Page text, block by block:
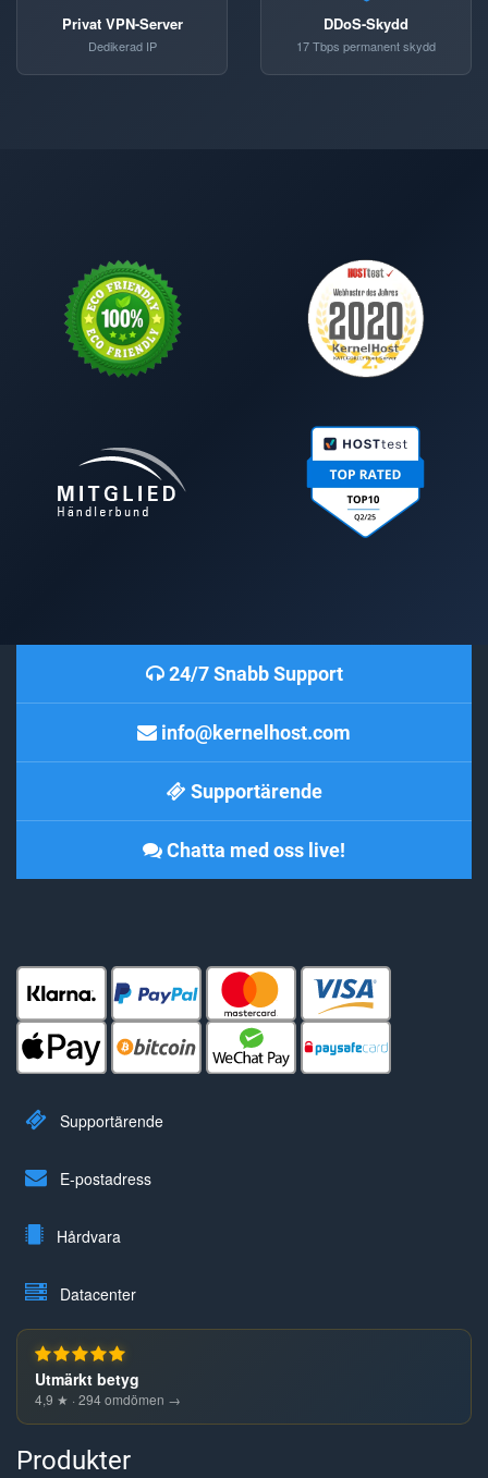
Privat VPN-Server
Dedikerad IP
DDoS-Skydd
17 Tbps permanent skydd
24/7 Snabb Support
info@kernelhost.com
Supportärende
Chatta med oss live!
Supportärende
E-postadress
Hårdvara
Datacenter
Utmärkt betyg
4,9 ★ · 294 omdömen →
Produkter